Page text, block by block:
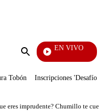
Enviar
EN VIVO
Pura Diversión
Tobón Inscripciones 'Desafío'
eres imprudente? Chumillo te